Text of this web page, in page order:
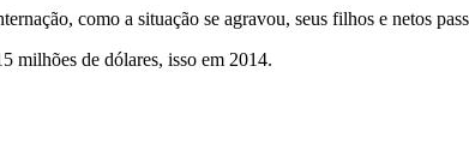
como a situação se agravou, seus filhos e netos
milhões de dólares, isso em 2014.